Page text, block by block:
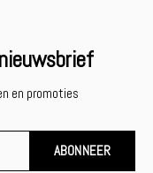
en promoties
ABONNEER